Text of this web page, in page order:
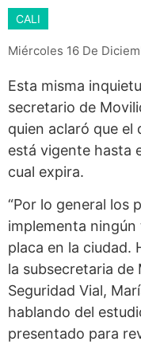
CALI
Miércoles 16 De
Esta misma
secretario de
quien aclaró que el
está vigente hasta
cual expira.
“Por lo general los
implementa
placa en la ciudad.
la subsecretaria de
Seguridad Vial,
hablando del
presentado para